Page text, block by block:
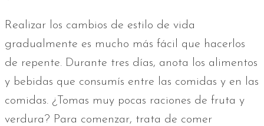
Realizar los cambios de estilo de vida
gradualmente es mucho más fácil que hacerlos
de repente. Durante tres días, anota los alimentos
y bebidas que consumís entre las comidas y en las
comidas. ¿Tomas muy pocas raciones de fruta y
verdura? Para comenzar, trata de comer